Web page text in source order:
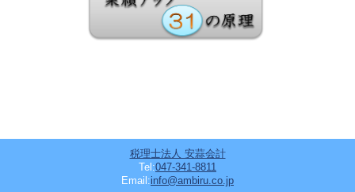
税理士法人 安蒜会計
Tel:047-341-8811
Email:info@ambiru.co.jp